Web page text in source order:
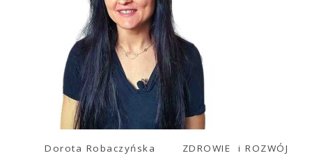
Dorota Robaczyńska ZDROWIE i ROZWÓJ